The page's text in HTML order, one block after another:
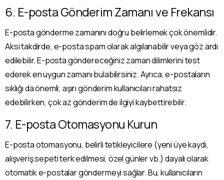
6. E-posta Gönderim Zamanı ve Frekansı
E-posta gönderme zamanını doğru belirlemek çok önemlidir.
Aksi takdirde, e-posta spam olarak algılanabilir veya göz ardı
edilebilir. E-posta göndereceğiniz zaman dilimlerini test
ederek en uygun zamanı bulabilirsiniz. Ayrıca, e-postaların
sıklığı da önemli; aşırı gönderim kullanıcıları rahatsız
edebilirken, çok az gönderim de ilgiyi kaybettirebilir.
7. E-posta Otomasyonu Kurun
E-posta otomasyonu, belirli tetikleyicilere (yeni üye kaydı,
alışveriş sepeti terk edilmesi, özel günler vb.) dayalı olarak
otomatik e-postalar göndermeyi sağlar. Bu, kullanıcıların
• • Ajansı • • ContentUP • • İçerik Pazarlama
İlk İçeriğinizi Ücretsiz Sunuyoruz!
Tanışmamıza özel, ilk içeriğiniz tamamen
ücretsiz! Kalitemizi deneyimlemeniz için sizi
davet ediyoruz.
Acele Edin! Tanışmaya Özel İlk İçerik Teklifi31 Aralık 2025'e
Kadar Geçerlidir!